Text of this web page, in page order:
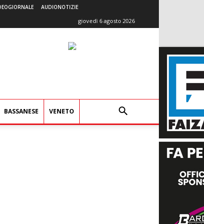
AUDIONOTIZIE
giovedì 6 agosto 2026
BASSANESE VENETO